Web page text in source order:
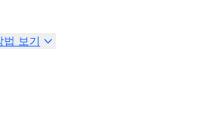
법 보기